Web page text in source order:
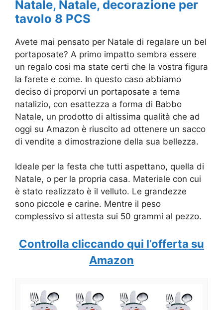
Natale, Natale, decorazione per
tavolo 8 PCS
Avete mai pensato per Natale di regalare un bel
portaposate? A primo impatto sembra essere
un regalo cosi ma state certi che la vostra figura
la farete e come. In questo caso abbiamo
deciso di proporvi un portaposate a tema
natalizio, con esattezza a forma di Babbo
Natale, un prodotto di altissima qualità che ad
oggi su Amazon è riuscito ad ottenere un sacco
di vendite a dimostrazione della sua bellezza.
Ideale per la festa che tutti aspettano, quella di
Natale, o per la propria casa. Materiale con cui
è stato realizzato è il velluto. Le grandezze
sono piccole e carine. Mentre il peso
complessivo si attesta sui 50 grammi al pezzo.
Controlla cliccando qui l’offerta su
Amazon